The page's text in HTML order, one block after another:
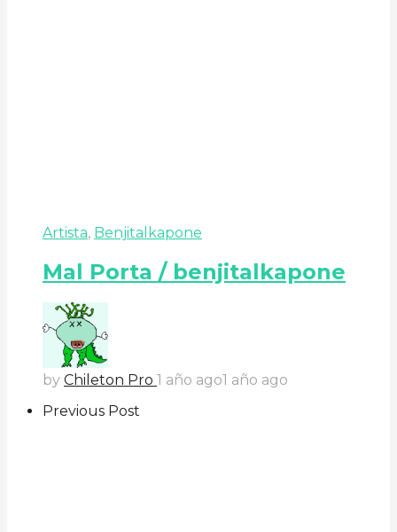
Artista, Benjitalkapone
Mal Porta / benjitalkapone
by Chileton Pro 1 año ago1 año ago
Previous Post